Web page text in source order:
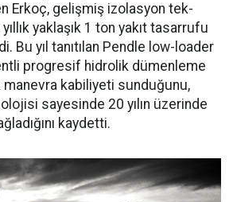
Erkoç, gelişmiş izolasyon tek­
yaklaşık 1 ton yakıt tasarrufu
Bu yıl tanıtılan Pendle low-loader
progresif hidrolik dümenleme
kabi­liyeti sunduğunu,
sayesinde 20 yılın üze­rinde
kaydetti.